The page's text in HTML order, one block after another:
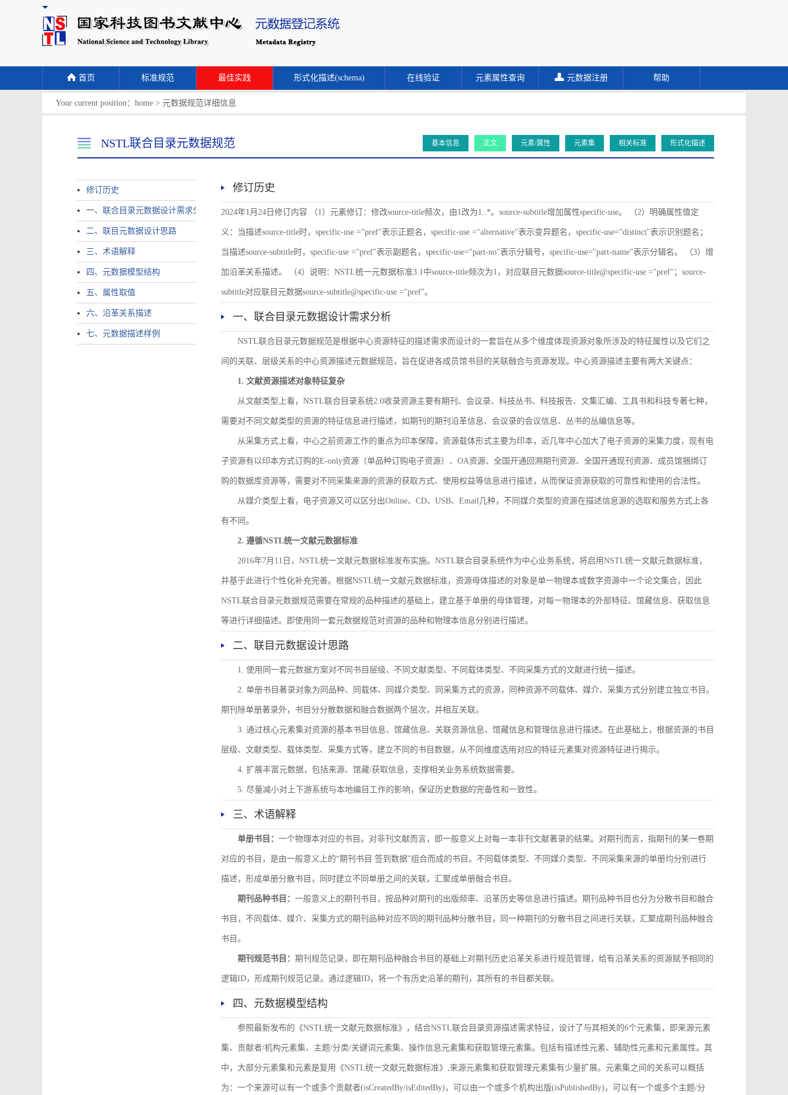
首页 标准规范 最佳实践 形式化描述(schema) 在线验证 元素属性查询 元数据注册 帮助
Your current position： home > 元数据规范详细信息
NSTL联合目录元数据规范 基本信息 正文 元素/属性 元素集 相关标准 形式化描述
修订历史
一、联合目录元数据设计需求分析
二、联目元数据设计思路
三、术语解释
四、元数据模型结构
五、属性取值
六、沿革关系描述
七、元数据描述样例
修订历史
2024年1月24日修订内容 （1）元素修订：修改source-title频次，由1改为1..*。source-subtitle增加属性specific-use。 （2）明确属性值定
义：当描述source-title时，specific-use ="pref"表示正题名，specific-use ="alternative"表示变异题名，specific-use="distinct"表示识别题名；
当描述source-subtitle时，specific-use ="pref"表示副题名，specific-use="part-no"表示分辑号，specific-use="part-name"表示分辑名。 （3）增
加沿革关系描述。 （4）说明：NSTL统一元数据标准3.1中source-title频次为1，对应联目元数据source-title@specific-use ="pref"；source-
subtitle对应联目元数据source-subtitle@specific-use ="pref"。
一、联合目录元数据设计需求分析
NSTL联合目录元数据规范是根据中心资源特征的描述需求而设计的一套旨在从多个维度体现资源对象所涉及的特征属性以及它们之
间的关联、层级关系的中心资源描述元数据规范，旨在促进各成员馆书目的关联融合与资源发现。中心资源描述主要有两大关键点：
1. 文献资源描述对象特征复杂
从文献类型上看，NSTL联合目录系统2.0收录资源主要有期刊、会议录、科技丛书、科技报告、文集汇编、工具书和科技专著七种，
需要对不同文献类型的资源的特征信息进行描述，如期刊的期刊沿革信息、会议录的会议信息、丛书的丛编信息等。
从采集方式上看，中心之前资源工作的重点为印本保障，资源载体形式主要为印本，近几年中心加大了电子资源的采集力度，现有电
子资源有以印本方式订购的E-only资源（单品种订购电子资源）、OA资源、全国开通回溯期刊资源、全国开通现刊资源、成员馆捆绑订
购的数据库资源等，需要对不同采集来源的资源的获取方式、使用权益等信息进行描述，从而保证资源获取的可靠性和使用的合法性。
从媒介类型上看，电子资源又可以区分出Online、CD、USB、Email几种，不同媒介类型的资源在描述信息源的选取和服务方式上各
有不同。
2. 遵循NSTL统一文献元数据标准
2016年7月11日，NSTL统一文献元数据标准发布实施。NSTL联合目录系统作为中心业务系统，将启用NSTL统一文献元数据标准，
并基于此进行个性化补充完善。根据NSTL统一文献元数据标准，资源母体描述的对象是单一物理本或数字资源中一个论文集合，因此
NSTL联合目录元数据规范需要在常规的品种描述的基础上，建立基于单册的母体管理，对每一物理本的外部特征、馆藏信息、获取信息
等进行详细描述。即使用同一套元数据规范对资源的品种和物理本信息分别进行描述。
二、联目元数据设计思路
1. 使用同一套元数据方案对不同书目层级、不同文献类型、不同载体类型、不同采集方式的文献进行统一描述。
2. 单册书目著录对象为同品种、同载体、同媒介类型、同采集方式的资源，同种资源不同载体、媒介、采集方式分别建立独立书目。
期刊除单册著录外，书目分分散数据和融合数据两个层次，并相互关联。
3. 通过核心元素集对资源的基本书目信息、馆藏信息、关联资源信息、馆藏信息和管理信息进行描述。在此基础上，根据资源的书目
层级、文献类型、载体类型、采集方式等，建立不同的书目数据，从不同维度选用对应的特征元素集对资源特征进行揭示。
4. 扩展丰富元数据，包括来源、馆藏/获取信息，支撑相关业务系统数据需要。
5. 尽量减小对上下游系统与本地编目工作的影响，保证历史数据的完备性和一致性。
三、术语解释
单册书目： 一个物理本对应的书目。对非刊文献而言，即一般意义上对每一本非刊文献著录的结果。对期刊而言，指期刊的某一卷期
对应的书目，是由一般意义上的“期刊书目 签到数据”组合而成的书目。不同载体类型、不同媒介类型、不同采集来源的单册均分别进行
描述，形成单册分散书目，同时建立不同单册之间的关联，汇聚成单册融合书目。
期刊品种书目： 一般意义上的期刊书目，按品种对期刊的出版频率、沿革历史等信息进行描述。期刊品种书目也分为分散书目和融合
书目，不同载体、媒介、采集方式的期刊品种对应不同的期刊品种分散书目，同一种期刊的分散书目之间进行关联，汇聚成期刊品种融合
书目。
期刊规范书目： 期刊规范记录，即在期刊品种融合书目的基础上对期刊历史沿革关系进行规范管理，给有沿革关系的资源赋予相同的
逻辑ID，形成期刊规范记录。通过逻辑ID，将一个有历史沿革的期刊，其所有的书目都关联。
四、元数据模型结构
参照最新发布的《NSTL统一文献元数据标准》，结合NSTL联合目录资源描述需求特征，设计了与其相关的6个元素集，即来源元素
集、贡献者/机构元素集、主题/分类/关键词元素集、操作信息元素集和获取管理元素集。包括有描述性元素、辅助性元素和元素属性。其
中，大部分元素集和元素是复用《NSTL统一文献元数据标准》,来源元素集和获取管理元素集有少量扩展。元素集之间的关系可以概括
为：一个来源可以有一个或多个贡献者(isCreatedBy/isEditedBy)，可以由一个或多个机构出版(isPublishedBy)，可以有一个或多个主题/分